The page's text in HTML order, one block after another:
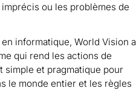
ou les problèmes de
informatique, World Vision a
qui rend les actions de
et pragmatique pour
le monde entier et les règles